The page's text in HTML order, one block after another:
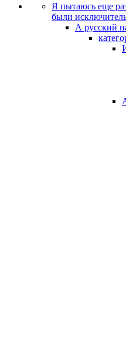
Я пытаюсь еще
были
А русский